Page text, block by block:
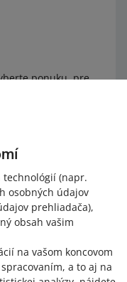
technológií (napr.
osobných údajov
prehliadača),
obsah vašim
na vašom koncovom
a to aj na
ponuku, pre
možnosť
meno
ponuku
.
ktoré
aj množstvo —